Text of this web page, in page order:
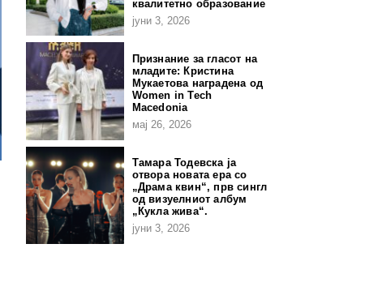
квалитетно образование
јуни 3, 2026
Признание за гласот на
младите: Кристина
Мукаетова наградена од
Women in Tech
Macedonia
мај 26, 2026
Тамара Тодевска ја
отвора новата ера со
„Драма квин“, прв сингл
од визуелниот албум
„Кукла жива“.
јуни 3, 2026